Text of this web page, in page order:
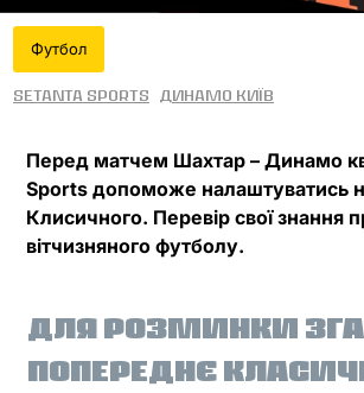
Футбол
Setanta Sports Динамо Київ
Перед матчем Шахтар – Динамо
Sports допоможе налаштуватись
Клисичного. Перевір свої знання
вітчизняного футболу.
-
Динамо
ДЛЯ РОЗМИНКИ
ПОПЕРЕДНЄ